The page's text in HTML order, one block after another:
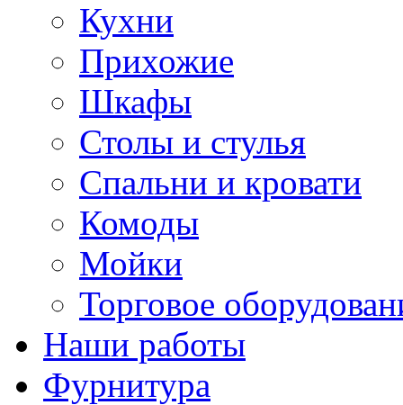
Кухни
Прихожие
Шкафы
Столы и стулья
Спальни и кровати
Комоды
Мойки
Торговое
Наши работы
Фурнитура